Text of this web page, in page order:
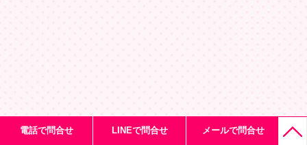
電話で問合せ LINEで問合せ メールで問合せ